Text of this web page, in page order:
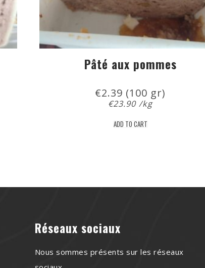
Pâté aux pommes
€2.39 (100 gr)
€23.90 /kg
ADD TO CART
Réseaux sociaux
Nous sommes présents sur les réseaux